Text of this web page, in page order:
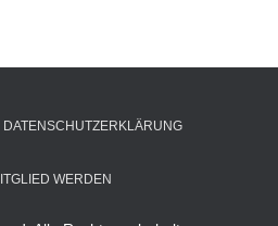
DATENSCHUTZERKLÄRUNG
WERDEN